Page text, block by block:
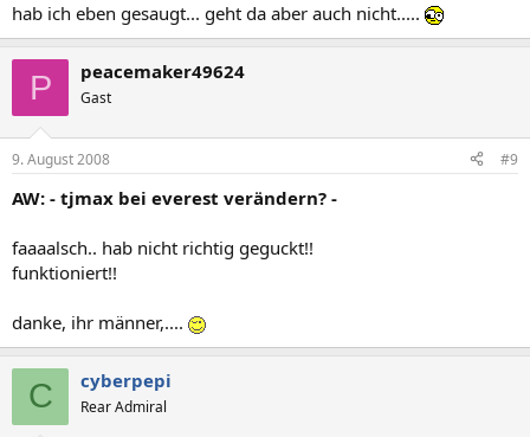
hab ich eben gesaugt... geht da aber auch nicht.....
P peacemaker49624
Gast
9. August 2008 #9
AW: - tjmax bei everest verändern? -
faaaalsch.. hab nicht richtig geguckt!!
funktioniert!!
danke, ihr männer,....
C cyberpepi
Rear Admiral